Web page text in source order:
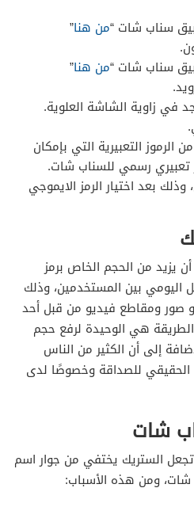
سناب شات “من هنا”
سناب شات “من هنا”
في زاوية الشاشة العلوية.
التعبيرية التي بإمكان
تعبيري رسمي للسناب شات.
بعد اختيار الرمز الايموجي
من الحجم الخاص برمز
اليومي بين المستخدمين، وذلك
صور ومقاطع فيديو من قبل أحد
هي الوحيدة لرفع حجم
إلى أن الكثير من الناس
الحقيقي للصداقة وخصوصًا لدى
شات
الستريك يختفي من جوار اسم
ومن هذه الأسباب: